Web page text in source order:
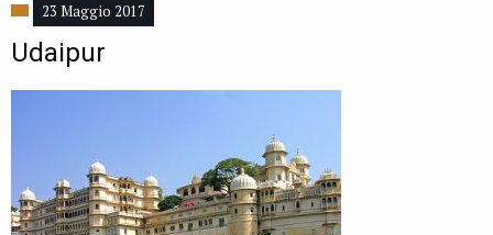
23 Maggio 2017
Udaipur